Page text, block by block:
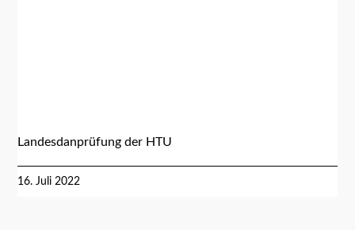
Landesdanprüfung der HTU
16. Juli 2022